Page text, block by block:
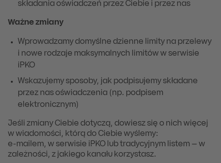
składania oświadczeń przez Ciebie i przez nas
Ważne zmiany
Wprowadzamy domyślne dzienne limity na przelewy
i nowe rodzaje maksymalnych limitów w serwisie
iPKO
Wskazujemy sposoby, jak podpisujemy składane
przez nas oświadczenia (np. podpisem
elektronicznym)
Jeśli zmiany Ciebie dotyczą, dowiesz się o nich więcej
w wiadomości, którą do Ciebie wyślemy:
e-mailem, w serwisie iPKO lub tradycyjnym listem – w
zależności, z jakiego kanału korzystasz.